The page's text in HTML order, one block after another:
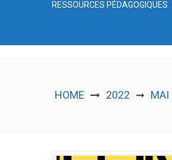
RESSOURCES PÉDAGOGIQUES
HOME 2022 ➞ MAI